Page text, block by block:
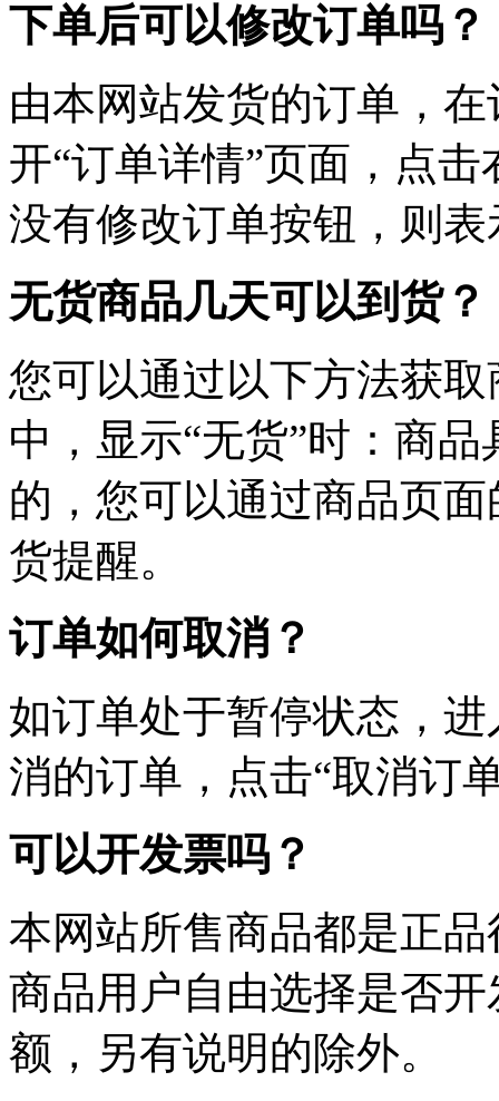
下单后可以修改订单吗？
由本网站发货的订单，
开“订单详情”页面，点
没有修改订单按钮，则
无货商品几天可以到货？
您可以通过以下方法获
中，显示“无货”时：商
的，您可以通过商品页
货提醒。
订单如何取消？
如订单处于暂停状态，
消的订单，点击“取消订
可以开发票吗？
本网站所售商品都是正
商品用户自由选择是否
额，另有说明的除外。